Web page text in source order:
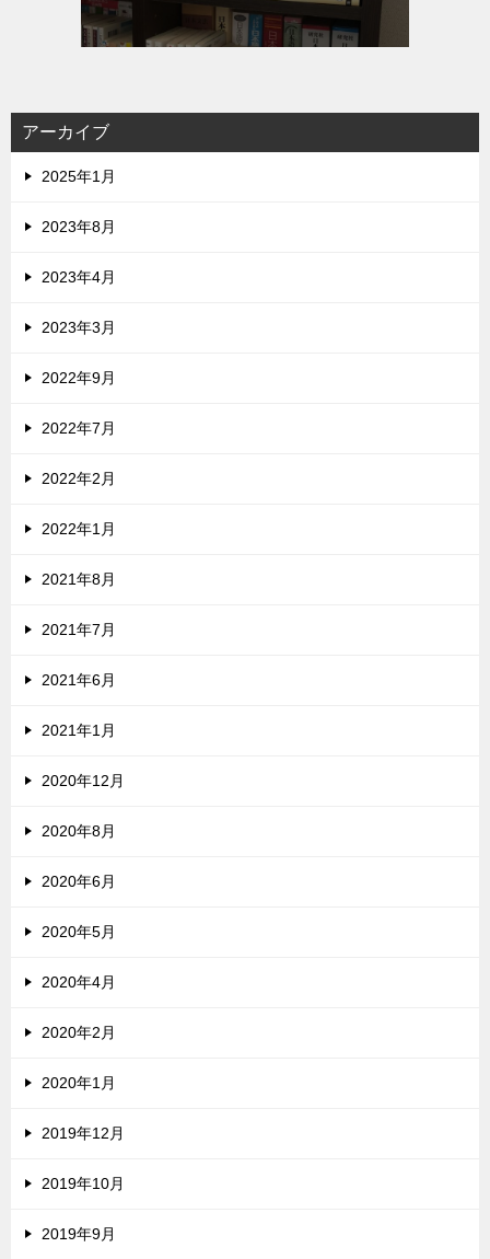
アーカイブ
2025年1月
2023年8月
2023年4月
2023年3月
2022年9月
2022年7月
2022年2月
2022年1月
2021年8月
2021年7月
2021年6月
2021年1月
2020年12月
2020年8月
2020年6月
2020年5月
2020年4月
2020年2月
2020年1月
2019年12月
2019年10月
2019年9月